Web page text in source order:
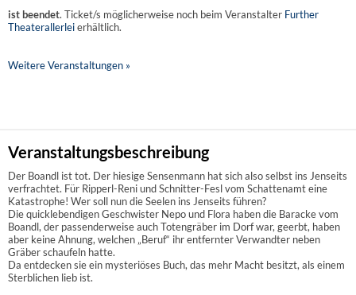
ist beendet. Ticket/s möglicherweise noch beim Veranstalter Further
Theaterallerleierhältlich.
Weitere Veranstaltungen »
Veranstaltungsbeschreibung
Der Boandl ist tot. Der hiesige Sensenmann hat sich also selbst ins Jenseits
verfrachtet. Für Ripperl-Reni und Schnitter-Fesl vom Schattenamt eine
Katastrophe! Wer soll nun die Seelen ins Jenseits führen?
Die quicklebendigen Geschwister Nepo und Flora haben die Baracke vom
Boandl, der passenderweise auch Totengräber im Dorf war, geerbt, haben
aber keine Ahnung, welchen „Beruf“ ihr entfernter Verwandter neben
Gräber schaufeln hatte.
Da entdecken sie ein mysteriöses Buch, das mehr Macht besitzt, als einem
Sterblichen lieb ist.